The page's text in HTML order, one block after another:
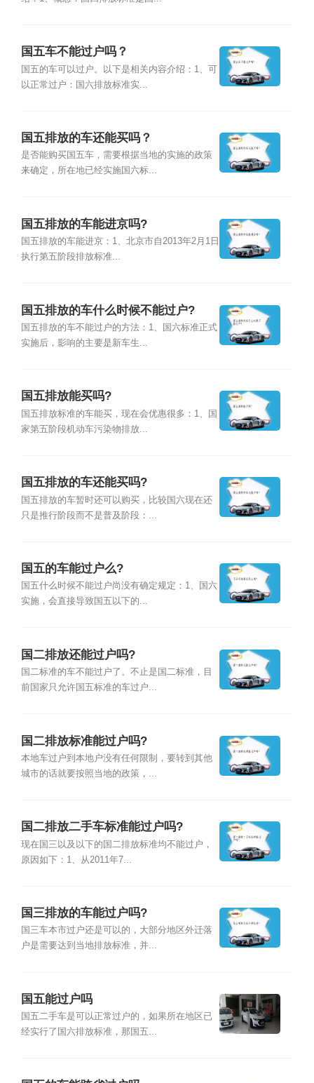
国五车不能过户吗？
国五的车可以过户。以下是相关内容介绍：1、可
以正常过户：国六排放标准实...
国五排放的车还能买吗？
是否能购买国五车，需要根据当地的实施的政策
来确定，所在地已经实施国六标...
国五排放的车能进京吗?
国五排放的车能进京：1、北京市自2013年2月1日
执行第五阶段排放标准...
国五排放的车什么时候不能过户?
国五排放的车不能过户的方法：1、国六标准正式
实施后，影响的主要是新车生...
国五排放能买吗?
国五排放标准的车能买，现在会优惠很多：1、国
家第五阶段机动车污染物排放...
国五排放的车还能买吗?
国五排放的车暂时还可以购买，比较国六现在还
只是推行阶段而不是普及阶段：...
国五的车能过户么?
国五什么时候不能过户尚没有确定规定：1、国六
实施，会直接导致国五以下的...
国二排放还能过户吗?
国二标准的车不能过户了。不止是国二标准，目
前国家只允许国五标准的车过户...
国二排放标准能过户吗?
本地车过户到本地户没有任何限制，要转到其他
城市的话就要按照当地的政策，...
国二排放二手车标准能过户吗?
现在国三以及以下的国二排放标准均不能过户，
原因如下：1、从2011年7...
国三排放的车能过户吗?
国三车本市过户还是可以的，大部分地区外迁落
户是需要达到当地排放标准，并...
国五能过户吗
国五二手车是可以正常过户的，如果所在地区已
经实行了国六排放标准，那国五...